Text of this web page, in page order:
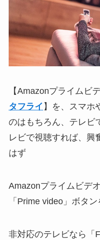
【Amazonプライムビ
タフライ 】を、スマホ
のはもちろん、テレビ
レビで視聴すれば、興
はず
Amazonプライムビデ
「Prime video」ボタ
非対応のテレビなら「